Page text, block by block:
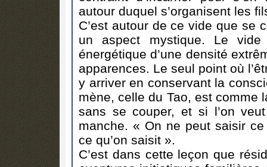
autour duquel s’organisent les
C’est autour de ce vide que se
un aspect mystique. Le
énergétique d’une densité
apparences. Le seul point où
y arriver en conservant la
mène, celle du Tao, est comme
sans se couper, et si l’on
manche. « On ne peut saisir
ce qu’on saisit ».
C’est dans cette leçon que